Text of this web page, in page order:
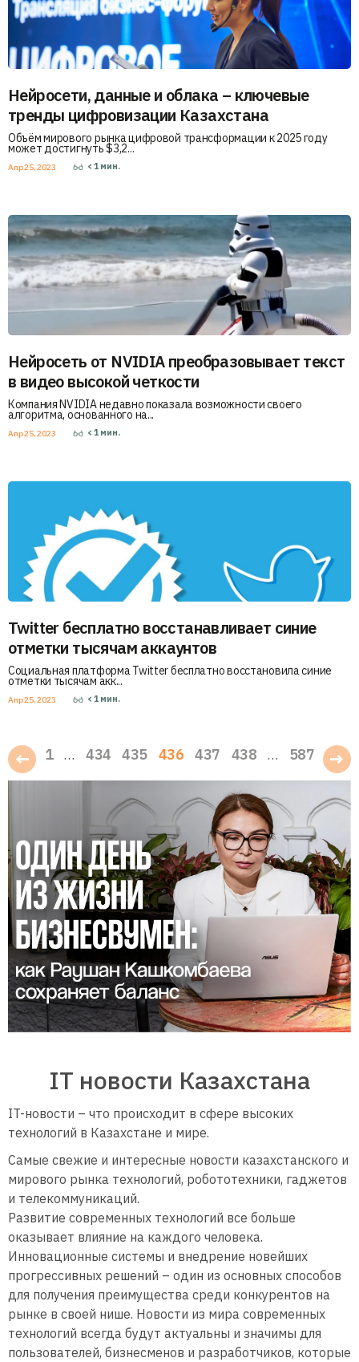
Нейросети, данные и облака – ключевые
тренды цифровизации Казахстана
Объём мирового рынка цифровой трансформации к 2025 году
может достигнуть $3,2...
Апр 25, 2023 < 1 мин.
Нейросеть от NVIDIA преобразовывает текст
в видео высокой четкости
Компания NVIDIA недавно показала возможности своего
алгоритма, основанного на...
Апр 25, 2023 < 1 мин.
Twitter бесплатно восстанавливает синие
отметки тысячам аккаунтов
Социальная платформа Twitter бесплатно восстановила синие
отметки тысячам акк...
Апр 25, 2023 < 1 мин.
1 … 434 435 436 437 438 … 587
IT новости Казахстана
IT-новости – что происходит в сфере высоких
технологий в Казахстане и мире.
Самые свежие и интересные новости казахстанского и
мирового рынка технологий, робототехники, гаджетов
и телекоммуникаций.
Развитие современных технологий все больше
оказывает влияние на каждого человека.
Инновационные системы и внедрение новейших
прогрессивных решений – один из основных способов
для получения преимущества среди конкурентов на
рынке в своей нише. Новости из мира современных
технологий всегда будут актуальны и значимы для
пользователей, бизнесменов и разработчиков, которые